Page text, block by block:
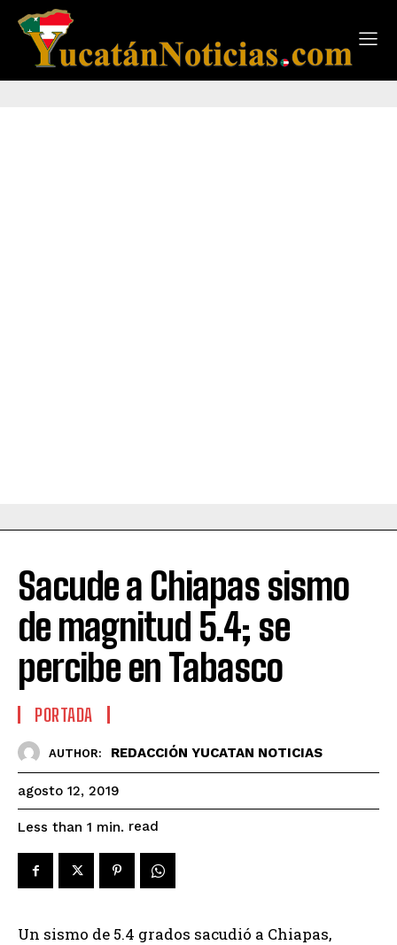
Sacude a Chiapas sismo
de magnitud 5.4; se
percibe en Tabasco
PORTADA
AUTHOR: REDACCIÓN YUCATAN NOTICIAS
agosto 12, 2019
Less than 1 min. read
Un sismo de 5.4 grados sacudió a Chiapas,